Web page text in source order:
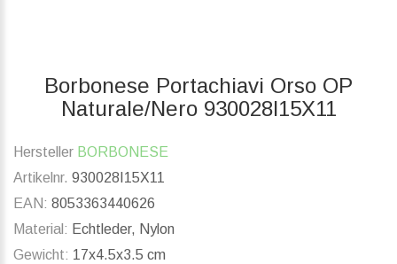
Borbonese Portachiavi Orso OP
Naturale/Nero 930028I15X11
Hersteller BORBONESE
Artikelnr. 930028I15X11
EAN: 8053363440626
Material: Echtleder, Nylon
Gewicht: 17x4.5x3.5 cm